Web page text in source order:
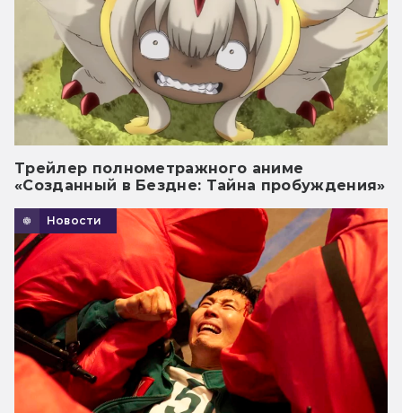
Трейлер полнометражного аниме
«Созданный в Бездне: Тайна пробуждения»
Новости